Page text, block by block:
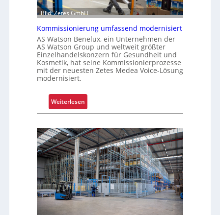
r
e
n
k
f
ü
r
h
h
t
s
t
o
f
f
r
Bild: Zetes GmbH
Kommissionierung umfassend modernisiert
AS Watson Benelux, ein Unternehmen der
AS Watson Group und weltweit größter
Einzelhandelskonzern für Gesundheit und
Kosmetik, hat seine Kommissionierprozesse
mit der neuesten Zetes Medea Voice-Lösung
modernisiert.
Weiterlesen:
K
m
m
i
s
s
i
o